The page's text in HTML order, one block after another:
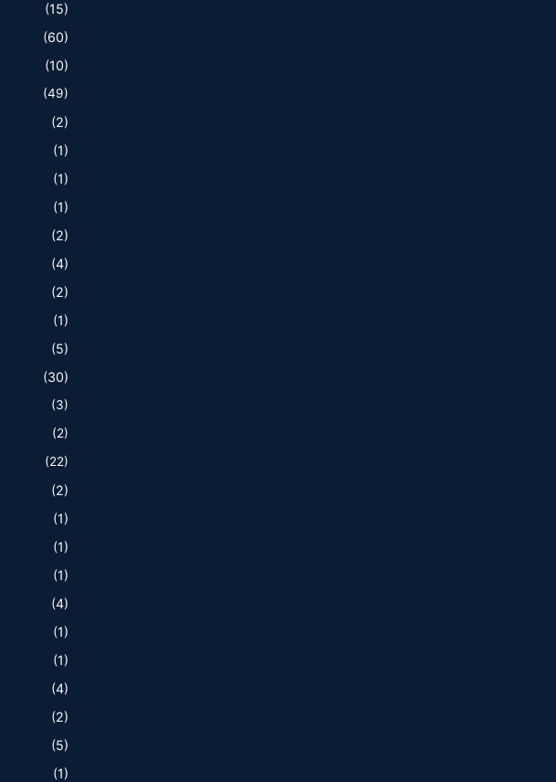
(15)
(60)
(10)
(49)
(2)
(1)
(1)
(1)
(2)
(4)
(2)
(1)
(5)
(30)
(3)
(2)
(22)
(2)
(1)
(1)
(1)
(4)
(1)
(1)
(4)
(2)
(5)
(1)